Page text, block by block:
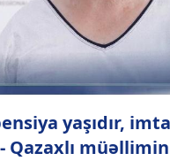
yaşıdır,
- Qazaxlı